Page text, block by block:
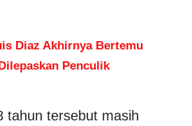
Diaz Akhirnya Bertemu
Penculik
tahun tersebut masih